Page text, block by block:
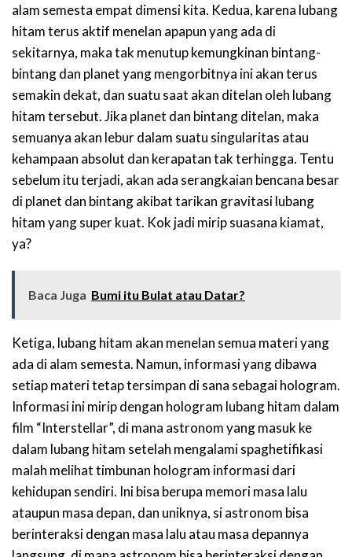
alam semesta empat dimensi kita. Kedua, karena lubang
hitam terus aktif menelan apapun yang ada di
sekitarnya, maka tak menutup kemungkinan bintang-
bintang dan planet yang mengorbitnya ini akan terus
semakin dekat, dan suatu saat akan ditelan oleh lubang
hitam tersebut. Jika planet dan bintang ditelan, maka
semuanya akan lebur dalam suatu singularitas atau
kehampaan absolut dan kerapatan tak terhingga. Tentu
sebelum itu terjadi, akan ada serangkaian bencana besar
di planet dan bintang akibat tarikan gravitasi lubang
hitam yang super kuat. Kok jadi mirip suasana kiamat,
ya?
Baca Juga Bumi itu Bulat atau Datar?
Ketiga, lubang hitam akan menelan semua materi yang
ada di alam semesta. Namun, informasi yang dibawa
setiap materi tetap tersimpan di sana sebagai hologram.
Informasi ini mirip dengan hologram lubang hitam dalam
film “Interstellar”, di mana astronom yang masuk ke
dalam lubang hitam setelah mengalami spaghetifikasi
malah melihat timbunan hologram informasi dari
kehidupan sendiri. Ini bisa berupa memori masa lalu
ataupun masa depan, dan uniknya, si astronom bisa
berinteraksi dengan masa lalu atau masa depannya